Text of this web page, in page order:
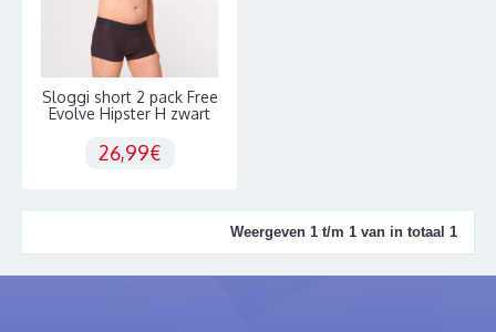
Sloggi short 2 pack Free
Evolve Hipster H zwart
26,99€
Weergeven 1 t/m 1 van in totaal 1